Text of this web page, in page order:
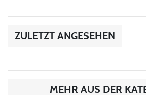
ZULETZT ANGESEHEN
MEHR AUS DER